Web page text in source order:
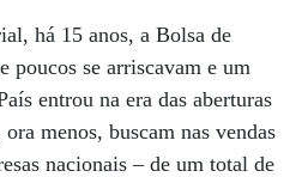
há 15 anos, a Bolsa de
poucos se arriscavam e um
entrou na era das aberturas
menos, buscam nas vendas
nacionais – de um total de